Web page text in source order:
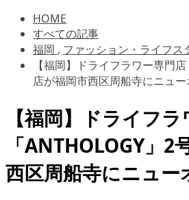
HOME
すべての記事
福岡 , ファッション・ライフス
【福岡】ドライフラワー専門
店が福岡市西区周船寺にニュ
【福岡】ドライフ
「ANTHOLOGY」2
西区周船寺にニュー